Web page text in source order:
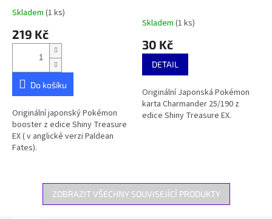
Průměrné
produktu
z
hvězdiček.
Skladem (1 ks)
219 Kč
Do košíku
Originální japonský Pokémon
booster z edice Shiny Treasure
EX ( v anglické verzi Paldean
Fates).
Skladem (1 ks)
30 Kč
DETAIL
Originální Japonská Pokémon
karta Charmander 25/190 z
edice Shiny Treasure EX.
ZOBRAZIT VŠECHNY SOUVISEJÍCÍ PRODUKTY